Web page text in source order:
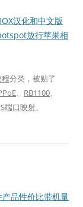
汉化和中文版
放行苹果相
分类，被贴了
、 RB1100、
端口映射、
品性价比带机量